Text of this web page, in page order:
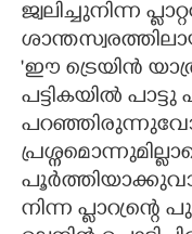
ജ്വലിച്ചുനിന്ന
'ഈ ട്രെയിൻ
പട്ടികയിൽ
നിന്ന